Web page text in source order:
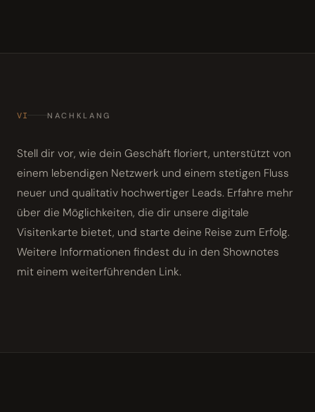
VI NACHKLANG
Stell dir vor, wie dein Geschäft floriert, unterstützt von
einem lebendigen Netzwerk und einem stetigen Fluss
neuer und qualitativ hochwertiger Leads. Erfahre mehr
über die Möglichkeiten, die dir unsere digitale
Visitenkarte bietet, und starte deine Reise zum Erfolg.
Weitere Informationen findest du in den Shownotes
mit einem weiterführenden Link.